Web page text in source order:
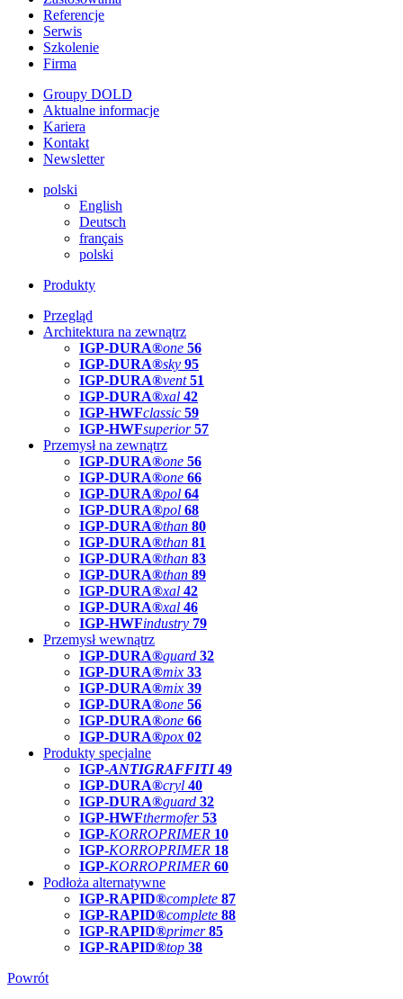
Referencje
Serwis
Szkolenie
Firma
Groupy DOLD
Aktualne informacje
Kariera
Kontakt
Newsletter
polski
English
Deutsch
français
polski
Produkty
Przegląd
Architektura na zewnątrz
IGP-DURA®one 56
IGP-DURA®sky 95
IGP-DURA®vent 51
IGP-DURA®xal 42
IGP-HWFclassic 59
IGP-HWFsuperior 57
Przemysł na zewnątrz
IGP-DURA®one 56
IGP-DURA®one 66
IGP-DURA®pol 64
IGP-DURA®pol 68
IGP-DURA®than 80
IGP-DURA®than 81
IGP-DURA®than 83
IGP-DURA®than 89
IGP-DURA®xal 42
IGP-DURA®xal 46
IGP-HWFindustry 79
Przemysł wewnątrz
IGP-DURA®guard 32
IGP-DURA®mix 33
IGP-DURA®mix 39
IGP-DURA®one 56
IGP-DURA®one 66
IGP-DURA®pox 02
Produkty specjalne
IGP-ANTIGRAFFITI49
IGP-DURA®cryl 40
IGP-DURA®guard 32
IGP-HWFthermofer 53
IGP-KORROPRIMER 10
IGP-KORROPRIMER 18
IGP-KORROPRIMER 60
Podłoża alternatywne
IGP-RAPID®complete 87
IGP-RAPID®complete 88
IGP-RAPID®primer 85
IGP-RAPID®top 38
Powrót